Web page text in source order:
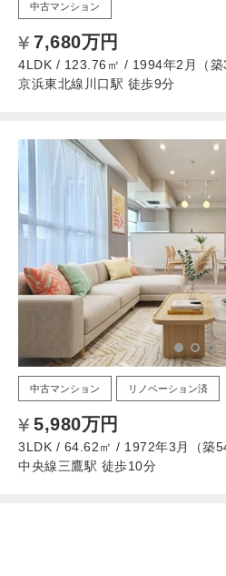
中古マンション
7,680万円
4LDK / 123.76㎡ / 1994年2月（築
京浜東北線川口駅 徒歩9分
中古マンション リノベーション済
5,980万円
3LDK / 64.62㎡ / 1972年3月（築
中央線三鷹駅 徒歩10分